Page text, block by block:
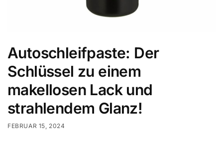
Autoschleifpaste: Der
Schlüssel zu einem
makellosen Lack und
strahlendem Glanz!
FEBRUAR 15, 2024